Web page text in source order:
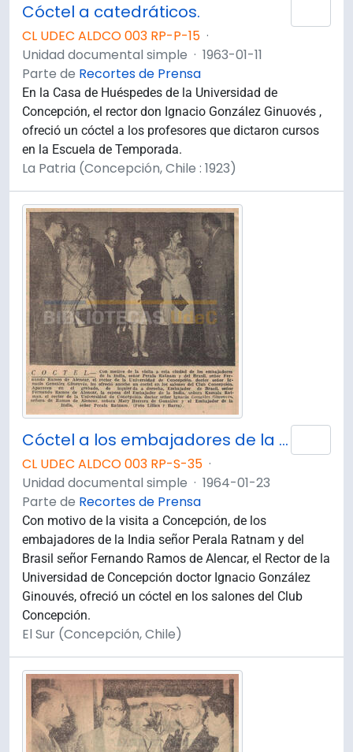
Cóctel a catedráticos.
CL UDEC ALDCO 003 RP-P-15 ·
Unidad documental simple · 1963-01-11
Parte de Recortes de Prensa
En la Casa de Huéspedes de la Universidad de
Concepción, el rector don Ignacio González Ginuovés ,
ofreció un cóctel a los profesores que dictaron cursos
en la Escuela de Temporada.
La Patria (Concepción, Chile : 1923)
Cóctel a los embajadores de la India y del Brasil.
CL UDEC ALDCO 003 RP-S-35 ·
Unidad documental simple · 1964-01-23
Parte de Recortes de Prensa
Con motivo de la visita a Concepción, de los
embajadores de la India señor Perala Ratnam y del
Brasil señor Fernando Ramos de Alencar, el Rector de la
Universidad de Concepción doctor Ignacio González
Ginouvés, ofreció un cóctel en los salones del Club
Concepción.
El Sur (Concepción, Chile)